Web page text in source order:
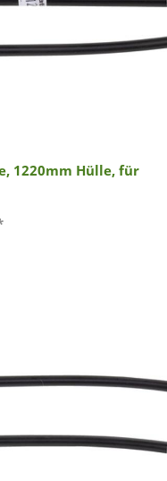
1220mm Hülle, für